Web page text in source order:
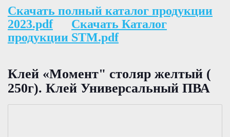
Скачать полный каталог продукции
2023.pdf
Скачать Каталог
продукции STM.pdf
Клей «Момент" столяр желтый (
250г). Клей Универсальный ПВА